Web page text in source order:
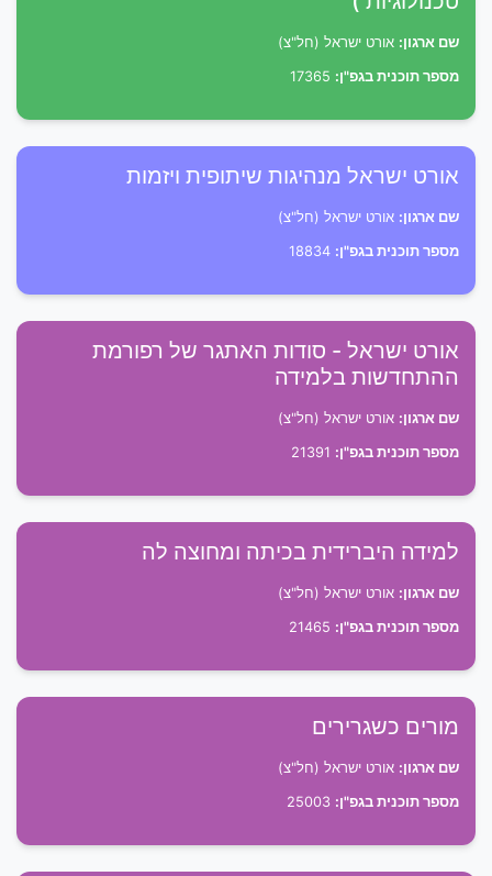
שם ארגון: אורט ישראל (חל"צ)
מספר תוכנית בגפ"ן:
אורט ישראל מנהיגות שיתופית ויזמות
שם ארגון: אורט ישראל (חל"צ)
מספר תוכנית בגפ"ן:
אורט ישראל - סודות האתגר של רפורמת
ההתחדשות בלמידה
שם ארגון: אורט ישראל (חל"צ)
מספר תוכנית בגפ"ן:
למידה היברידית בכיתה ומחוצה לה
שם ארגון: אורט ישראל (חל"צ)
מספר תוכנית בגפ"ן:
מורים כשגרירים
שם ארגון: אורט ישראל (חל"צ)
מספר תוכנית בגפ"ן: